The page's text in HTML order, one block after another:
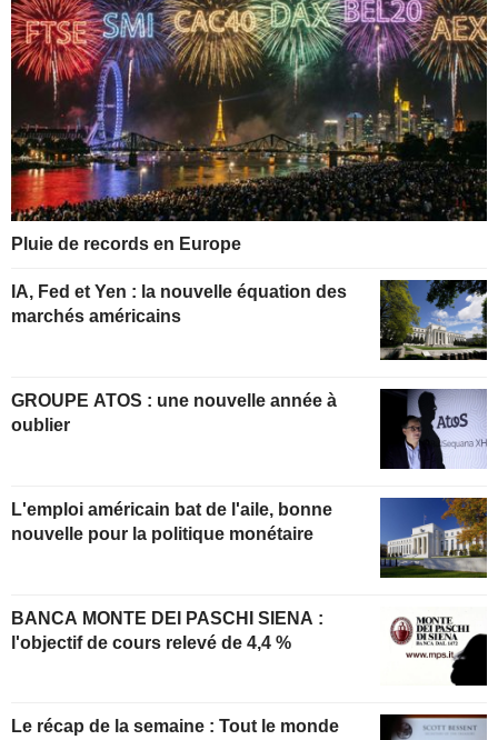
Pluie de records en Europe
IA, Fed et Yen : la nouvelle équation des
marchés américains
GROUPE ATOS : une nouvelle année à
oublier
L'emploi américain bat de l'aile, bonne
nouvelle pour la politique monétaire
BANCA MONTE DEI PASCHI SIENA :
l'objectif de cours relevé de 4,4 %
Le récap de la semaine : Tout le monde